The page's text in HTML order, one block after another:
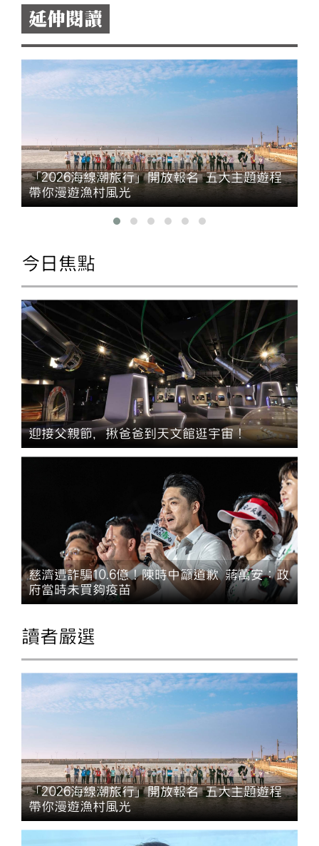
延伸閱讀
「2026海線潮旅行」開放報名 五大主題遊程
帶你漫遊漁村風光
今日焦點
迎接父親節，揪爸爸到天文館逛宇宙！
慈濟遭詐騙10.6億！陳時中籲道歉 蔣萬安：政
府當時未買夠疫苗
讀者嚴選
「2026海線潮旅行」開放報名 五大主題遊程
帶你漫遊漁村風光